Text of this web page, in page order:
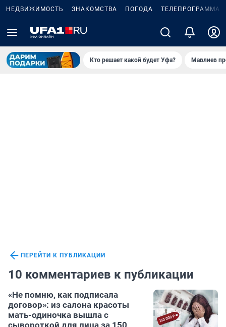
НЕДВИЖИМОСТЬ ЗНАКОМСТВА ПОГОДА ТЕЛЕПРОГРАММА
Кто решает какой будет Уфа? Мавлиев
ПЕРЕЙТИ К ПУБЛИКАЦИИ
10 комментариев к публикации
«Не помню, как подписала
договор»: из салона красоты
мать-одиночка вышла с